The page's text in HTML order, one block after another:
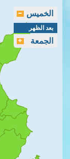
الخميس
بعد الظهر
الجمعة